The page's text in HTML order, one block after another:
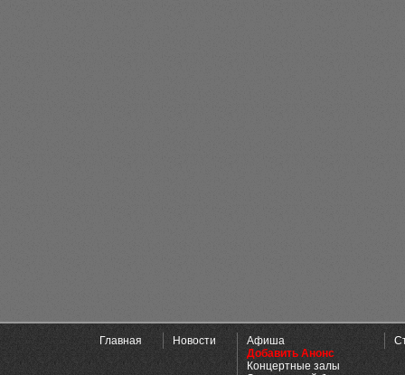
Главная Новости
Афиша
Добавить Анонс
Концертные залы